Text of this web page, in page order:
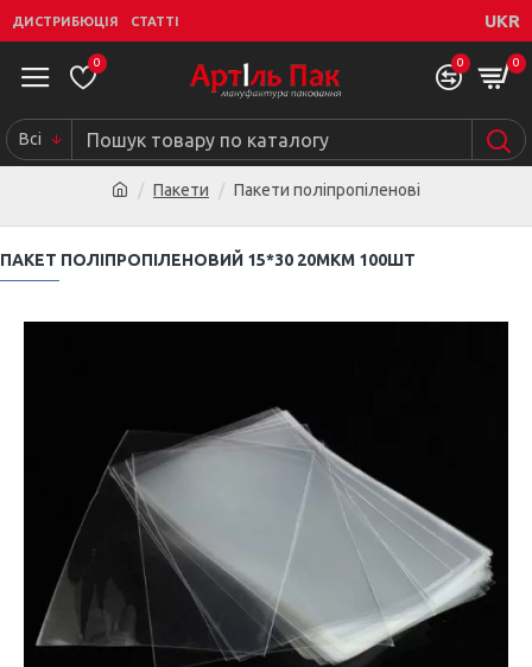
ДИСТРИБЮЦІЯ СТАТТІ UKR
0 0 0
Всі
Пакети Пакети поліпропіленові
ПАКЕТ ПОЛІПРОПІЛЕНОВИЙ 15*30 20МКМ 100ШТ